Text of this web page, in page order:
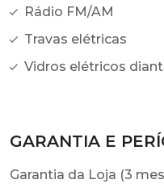
Rádio FM/AM
Travas elétricas
Vidros elétricos
GARANTIA E
Garantia da Loja (3